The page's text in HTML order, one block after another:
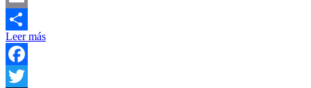
Email
Compartir
Leer más
Facebook